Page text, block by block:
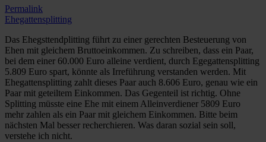
Permalink
Ehegattensplitting
Das Ehegsttendplitting führt zu einer gerechten Besteuerung von
Ehen mit gleichem Bruttoeinkommen. Zu schreiben, dass ein Paar,
bei dem einer 60.000 Euro alleine verdient, durch Egegattensplitting
5.809 Euro spart, könnte als Irreführung verstanden werden. Mit
Ehegattensplitting zahlt dieses Paar auch 8.606 Euro, genau wie ein
Paar mit geteiltem Einkommen. Das Gegenteil ist richtig. Ohne
Splitting müsste eine Ehe mit einem Alleinverdiener 5809 Euro
mehr zahlen als ein Paar mit gleichem Einkommen. Bitte beim
nächsten Mal besser recherchieren. Was daran sozial sein soll,
verstehe ich nicht.